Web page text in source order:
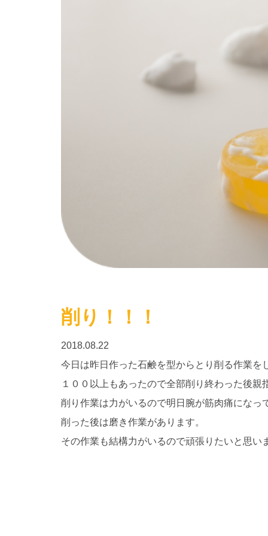
削り！！！
2018.08.22
今日は昨日作った石鹸を型からとり削る作業を
１００以上もあったので全部削り終わった後親
削り作業は力がいるので明日腕が筋肉痛になっ
削った後は磨き作業があります。
その作業も結構力がいるので頑張りたいと思い